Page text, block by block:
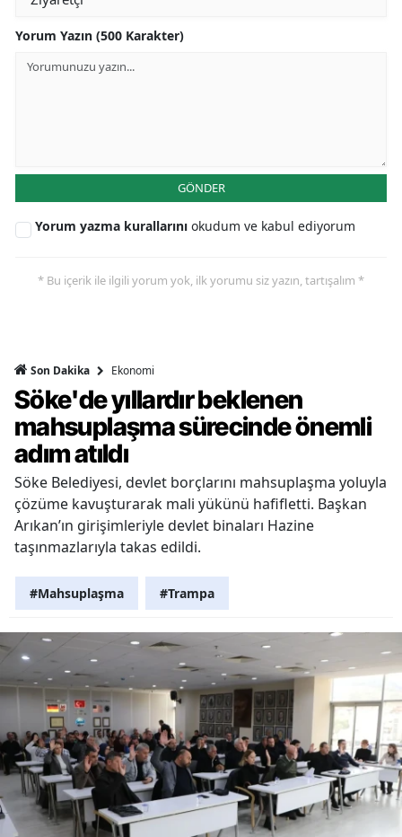
Yorum Yazın (500 Karakter)
GÖNDER
Yorum yazma kurallarını okudum ve kabul ediyorum
* Bu içerik ile ilgili yorum yok, ilk yorumu siz yazın, tartışalım *
Son Dakika Ekonomi
Söke'de yıllardır beklenen
mahsuplaşma sürecinde önemli
adım atıldı
Söke Belediyesi, devlet borçlarını mahsuplaşma yoluyla
çözüme kavuşturarak mali yükünü hafifletti. Başkan
Arıkan’ın girişimleriyle devlet binaları Hazine
taşınmazlarıyla takas edildi.
#Mahsuplaşma #Trampa